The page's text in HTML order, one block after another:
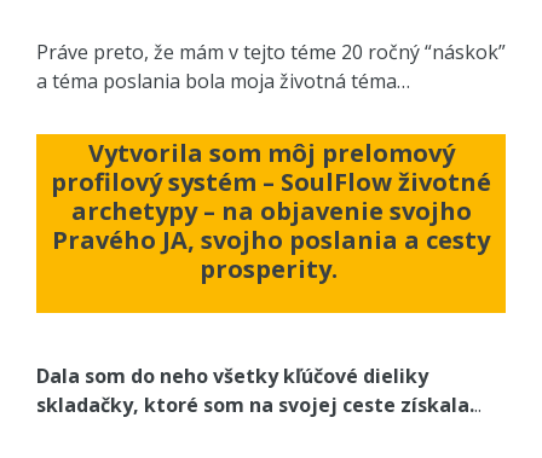
Práve preto, že mám v tejto téme 20 ročný “náskok”
a téma poslania bola moja životná téma…
Vytvorila som môj prelomový
profilový systém – SoulFlow životné
archetypy – na objavenie svojho
Pravého JA, svojho poslania a cesty
prosperity.
Dala som do neho všetky kľúčové dieliky
skladačky, ktoré som na svojej ceste získala...